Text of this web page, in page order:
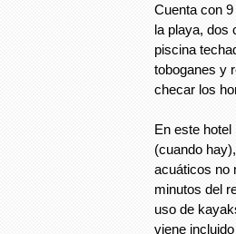
Cuenta con
la playa, dos
piscina
toboganes y
checar los
En este
(cuando
acuáticos no
minutos del
uso de
viene